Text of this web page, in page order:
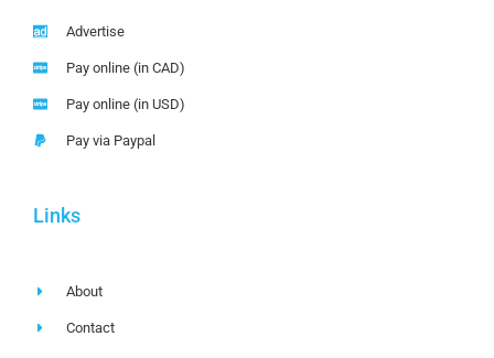
Advertise
Pay online (in CAD)
Pay online (in USD)
Pay via Paypal
Links
About
Contact